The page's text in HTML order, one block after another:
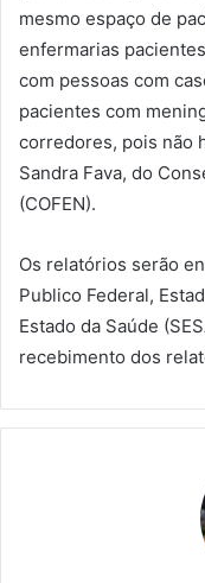
mesmo espaço de
enfermarias
com pessoas com
pacientes com
corredores, pois não
Sandra Fava, do
(COFEN).
Os relatórios serão
Publico Federal,
Estado da Saúde
recebimento dos